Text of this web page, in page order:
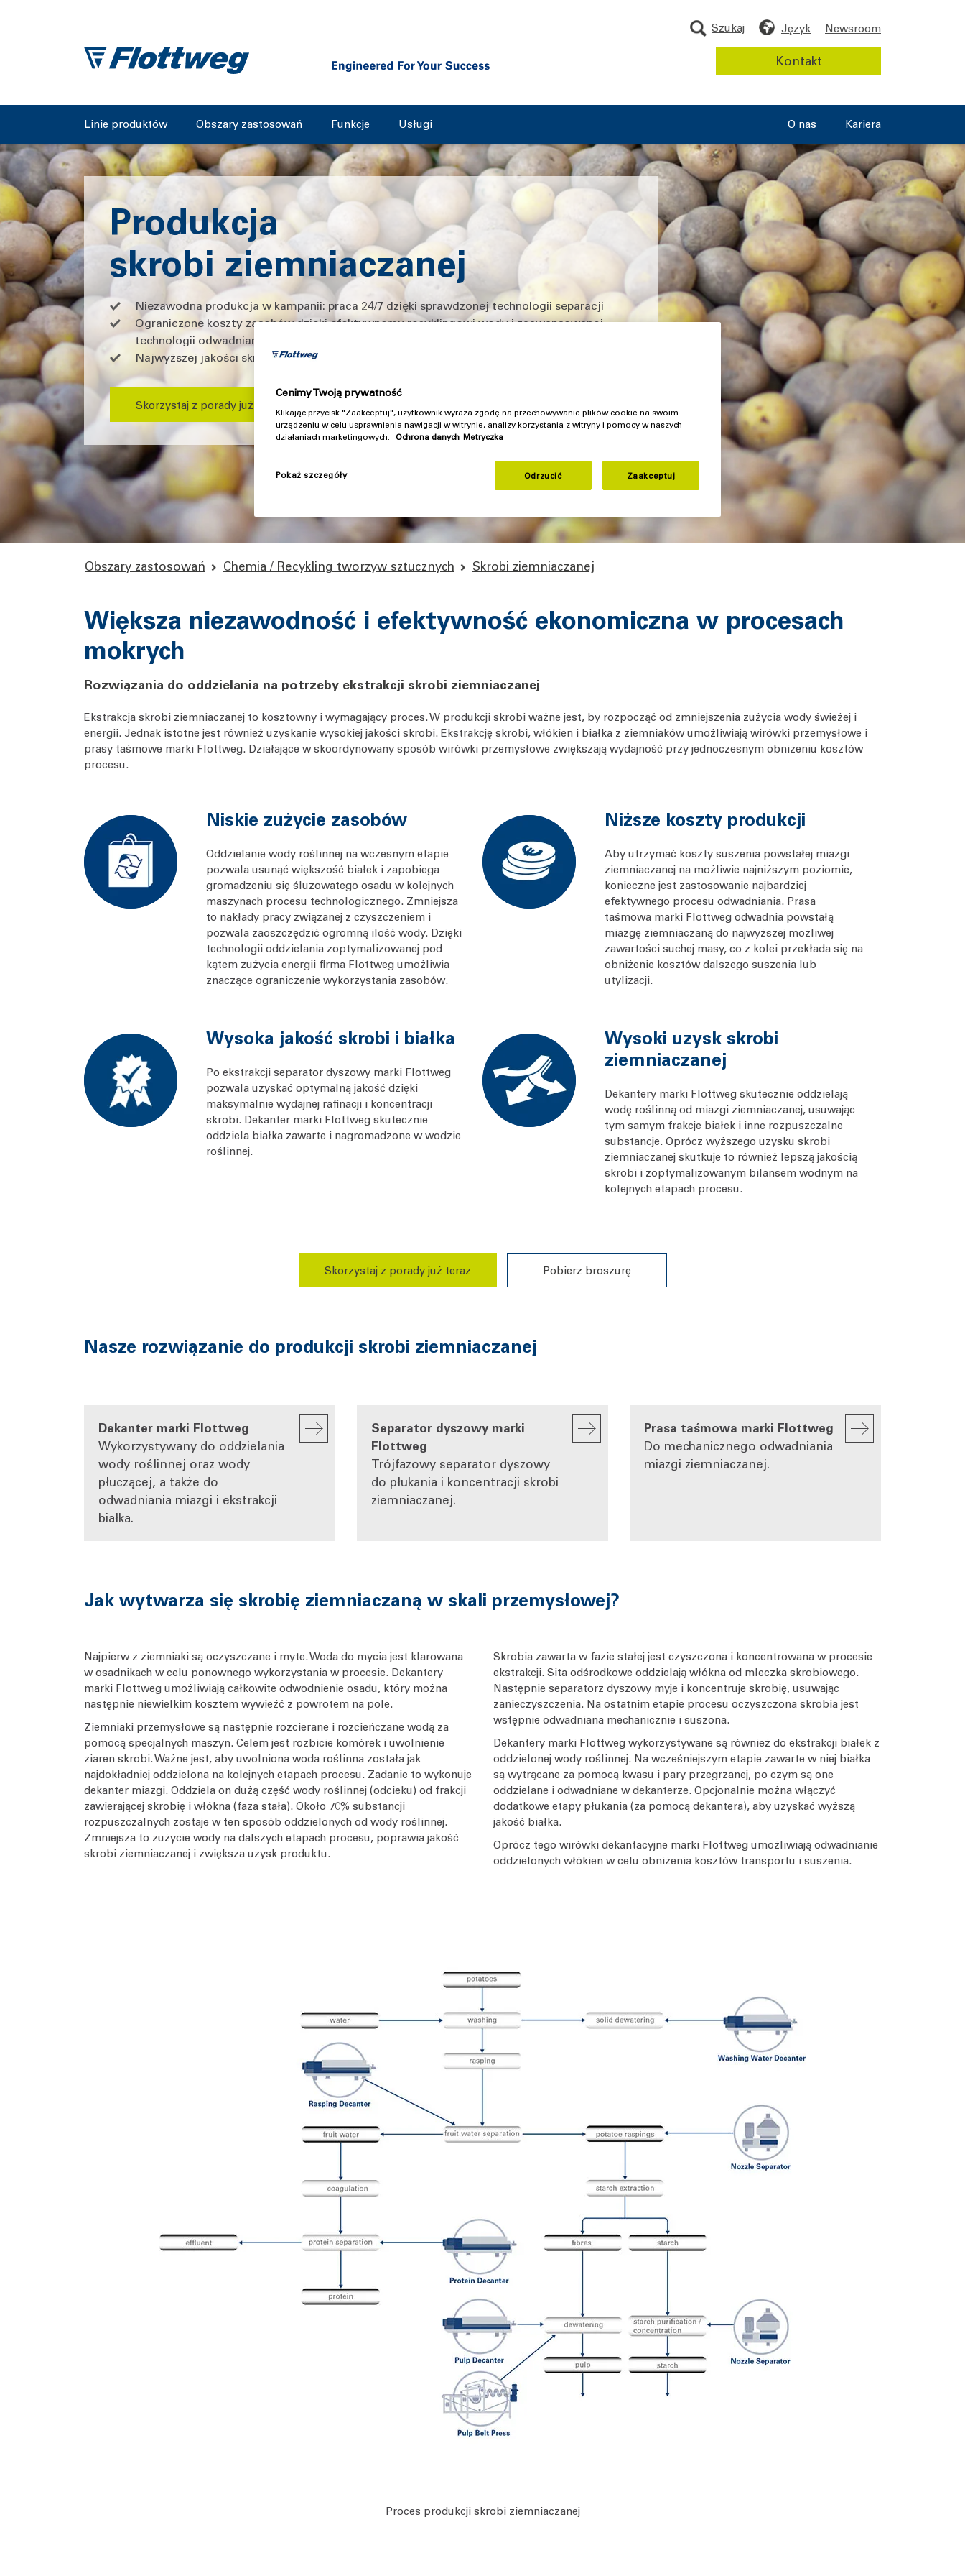
Linie produktów Obszary zastosowań Funkcje Usługi Kariera
O nas
Język Newsroom
Szukaj
Kontakt
Produkcja
skrobi ziemniaczanej
Niezawodna produkcja w kampanii: praca 24/7 dzięki sprawdzonej technologii separacji
Ograniczone koszty zasobów dzięki efektywnemu recyklingowi wody i zaawansowanej
technologii odwadniania
Najwyższej jakości skrobia – od ekstrakcji do separacji protein
Skorzystaj z porady już teraz
Obszary zastosowań Chemia / Recykling tworzyw sztucznych Skrobi ziemniaczanej
Większa niezawodność i efektywność ekonomiczna w procesach
mokrych
Rozwiązania do oddzielania na potrzeby ekstrakcji skrobi ziemniaczanej
Ekstrakcja skrobi ziemniaczanej to kosztowny i wymagający proces. W produkcji skrobi ważne jest, by rozpocząć od zmniejszenia zużycia wody świeżej i
energii. Jednak istotne jest również uzyskanie wysokiej jakości skrobi. Ekstrakcję skrobi, włókien i białka z ziemniaków umożliwiają wirówki przemysłowe i
prasy taśmowe marki Flottweg. Działające w skoordynowany sposób wirówki przemysłowe zwiększają wydajność przy jednoczesnym obniżeniu kosztów
procesu.
Niskie zużycie zasobów
Oddzielanie wody roślinnej na wczesnym etapie
pozwala usunąć większość białek i zapobiega
gromadzeniu się śluzowatego osadu w kolejnych
maszynach procesu technologicznego. Zmniejsza
to nakłady pracy związanej z czyszczeniem i
pozwala zaoszczędzić ogromną ilość wody. Dzięki
technologii oddzielania zoptymalizowanej pod
kątem zużycia energii firma Flottweg umożliwia
znaczące ograniczenie wykorzystania zasobów.
Niższe koszty produkcji
Aby utrzymać koszty suszenia powstałej miazgi
ziemniaczanej na możliwie najniższym poziomie,
konieczne jest zastosowanie najbardziej
efektywnego procesu odwadniania. Prasa
taśmowa marki Flottweg odwadnia powstałą
miazgę ziemniaczaną do najwyższej możliwej
zawartości suchej masy, co z kolei przekłada się na
obniżenie kosztów dalszego suszenia lub
utylizacji.
Wysoka jakość skrobi i białka
Po ekstrakcji separator dyszowy marki Flottweg
pozwala uzyskać optymalną jakość dzięki
maksymalnie wydajnej rafinacji i koncentracji
skrobi. Dekanter marki Flottweg skutecznie
oddziela białka zawarte i nagromadzone w wodzie
roślinnej.
Wysoki uzysk skrobi
ziemniaczanej
Dekantery marki Flottweg skutecznie oddzielają
wodę roślinną od miazgi ziemniaczanej, usuwając
tym samym frakcje białek i inne rozpuszczalne
substancje. Oprócz wyższego uzysku skrobi
ziemniaczanej skutkuje to również lepszą jakością
skrobi i zoptymalizowanym bilansem wodnym na
kolejnych etapach procesu.
Skorzystaj z porady już teraz Pobierz broszurę
Nasze rozwiązanie do produkcji skrobi ziemniaczanej
Dekanter marki Flottweg
Wykorzystywany do oddzielania
wody roślinnej oraz wody
płuczącej, a także do
odwadniania miazgi i ekstrakcji
białka.
Separator dyszowy marki
Flottweg
Trójfazowy separator dyszowy
do płukania i koncentracji skrobi
ziemniaczanej.
Prasa taśmowa marki Flottweg
Do mechanicznego odwadniania
miazgi ziemniaczanej.
Jak wytwarza się skrobię ziemniaczaną w skali przemysłowej?
Najpierw z ziemniaki są oczyszczane i myte. Woda do mycia jest klarowana
w osadnikach w celu ponownego wykorzystania w procesie. Dekantery
marki Flottweg umożliwiają całkowite odwodnienie osadu, który można
następnie niewielkim kosztem wywieźć z powrotem na pole.
Ziemniaki przemysłowe są następnie rozcierane i rozcieńczane wodą za
pomocą specjalnych maszyn. Celem jest rozbicie komórek i uwolnienie
ziaren skrobi. Ważne jest, aby uwolniona woda roślinna została jak
najdokładniej oddzielona na kolejnych etapach procesu. Zadanie to wykonuje
dekanter miazgi. Oddziela on dużą część wody roślinnej (odcieku) od frakcji
zawierającej skrobię i włókna (faza stała). Około 70% substancji
rozpuszczalnych zostaje w ten sposób oddzielonych od wody roślinnej.
Zmniejsza to zużycie wody na dalszych etapach procesu, poprawia jakość
skrobi ziemniaczanej i zwiększa uzysk produktu.
Skrobia zawarta w fazie stałej jest czyszczona i koncentrowana w procesie
ekstrakcji. Sita odśrodkowe oddzielają włókna od mleczka skrobiowego.
Następnie separatorz dyszowy myje i koncentruje skrobię, usuwając
zanieczyszczenia. Na ostatnim etapie procesu oczyszczona skrobia jest
wstępnie odwadniana mechanicznie i suszona.
Dekantery marki Flottweg wykorzystywane są również do ekstrakcji białek z
oddzielonej wody roślinnej. Na wcześniejszym etapie zawarte w niej białka
są wytrącane za pomocą kwasu i pary przegrzanej, po czym są one
oddzielane i odwadniane w dekanterze. Opcjonalnie można włączyć
dodatkowe etapy płukania (za pomocą dekantera), aby uzyskać wyższą
jakość białka.
Oprócz tego wirówki dekantacyjne marki Flottweg umożliwiają odwadnianie
oddzielonych włókien w celu obniżenia kosztów transportu i suszenia.
Proces produkcji skrobi ziemniaczanej
Cenimy Twoją prywatność
Klikając przycisk "Zaakceptuj", użytkownik wyraża zgodę na przechowywanie plików cookie na swoim
urządzeniu w celu usprawnienia nawigacji w witrynie, analizy korzystania z witryny i pomocy w naszych
działaniach marketingowych. Ochrona danych Metryczka
Pokaż szczegóły Odrzucić Zaakceptuj